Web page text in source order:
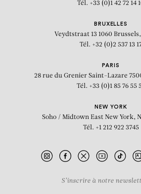
Tél. +33 (0)1 42 72 14
BRUXELLES
Veydtstraat 13 1060
Tél. +32 (0)2 537 13
PARIS
28 rue du Grenier Saint-Lazare
Tél. +33 (0)1 85 76 55
NEW YORK
Soho / Midtown East New York,
Tél. +1 212 922 3745
S’inscrire à notre